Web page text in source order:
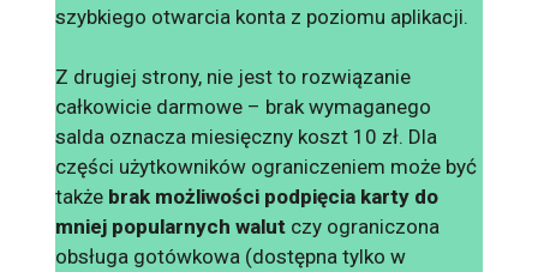
szybkiego otwarcia konta z poziomu aplikacji.
Z drugiej strony, nie jest to rozwiązanie
całkowicie darmowe – brak wymaganego
salda oznacza miesięczny koszt 10 zł. Dla
części użytkowników ograniczeniem może być
także brak możliwości podpięcia karty do
mniej popularnych walutczy ograniczona
obsługa gotówkowa (dostępna tylko w